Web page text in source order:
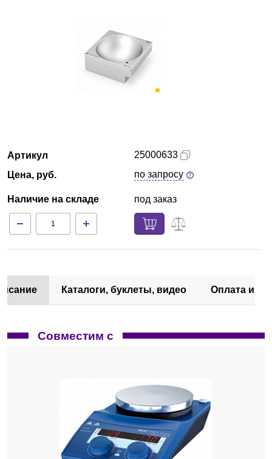
Партнеры
Технический сервис
Доставка и оплата
Артикул
Цена, руб.
Наличие на складе
25000633
по запросу
под заказ
Каталоги, буклеты, видео Оплата и
Совместим с